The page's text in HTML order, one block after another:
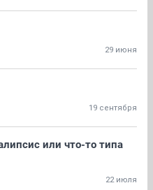
29 июня
19 сентября
или что-то типа
22 июля